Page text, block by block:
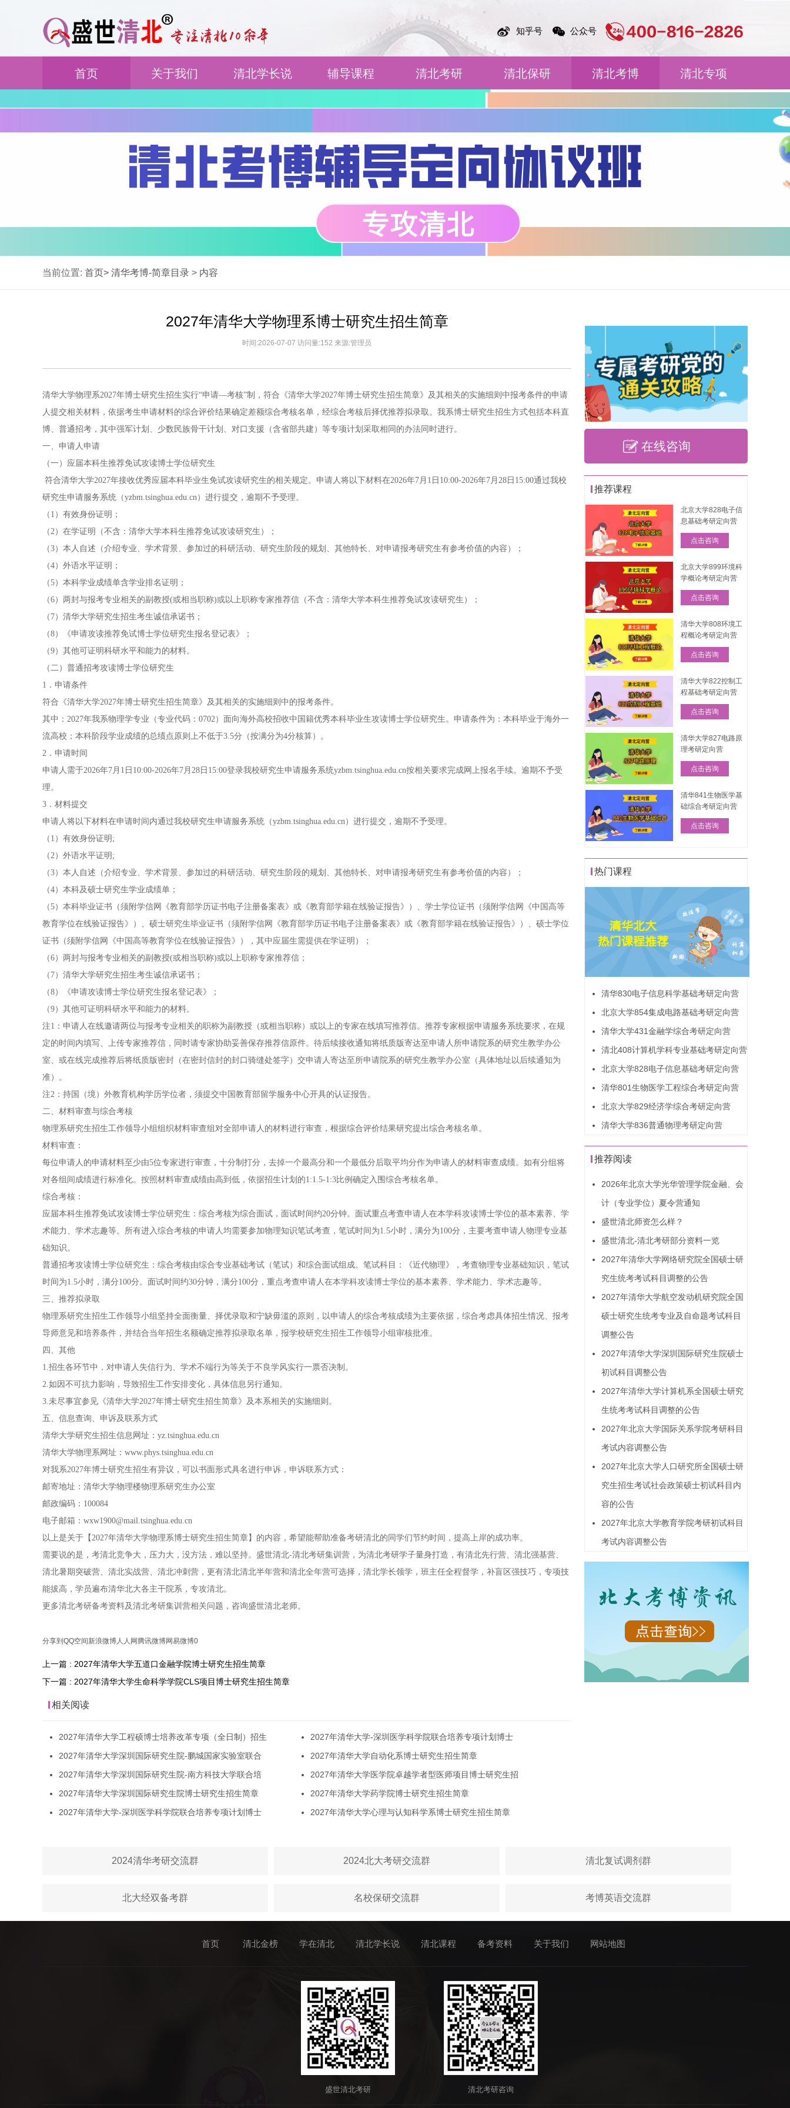
知乎号 公众号
首页 关于我们 清北学长说 辅导课程 清北考研 清北保研 清北考博 清北专项
当前位置: 首页> 清华考博-简章目录 > 内容
2027年清华大学物理系博士研究生招生简章
时间:2026-07-07 访问量:152 来源:管理员
清华大学物理系2027年博士研究生招生实行“申请―考核”制，符合《清华大学2027年博士研究生招生简章》及其相关的实施细则中报考条件的申请
人提交相关材料，依据考生申请材料的综合评价结果确定差额综合考核名单，经综合考核后择优推荐拟录取。我系博士研究生招生方式包括本科直
博、普通招考，其中强军计划、少数民族骨干计划、对口支援（含省部共建）等专项计划采取相同的办法同时进行。
一、申请人申请
（一）应届本科生推荐免试攻读博士学位研究生
符合清华大学2027年接收优秀应届本科毕业生免试攻读研究生的相关规定。申请人将以下材料在2026年7月1日10:00-2026年7月28日15:00通过我校
研究生申请服务系统（yzbm.tsinghua.edu.cn）进行提交，逾期不予受理。
（1）有效身份证明；
（2）在学证明（不含：清华大学本科生推荐免试攻读研究生）；
（3）本人自述（介绍专业、学术背景、参加过的科研活动、研究生阶段的规划、其他特长、对申请报考研究生有参考价值的内容）；
（4）外语水平证明；
（5）本科学业成绩单含学业排名证明；
（6）两封与报考专业相关的副教授(或相当职称)或以上职称专家推荐信（不含：清华大学本科生推荐免试攻读研究生）；
（7）清华大学研究生招生考生诚信承诺书；
（8）《申请攻读推荐免试博士学位研究生报名登记表》；
（9）其他可证明科研水平和能力的材料。
（二）普通招考攻读博士学位研究生
1．申请条件
符合《清华大学2027年博士研究生招生简章》及其相关的实施细则中的报考条件。
其中：2027年我系物理学专业（专业代码：0702）面向海外高校招收中国籍优秀本科毕业生攻读博士学位研究生。申请条件为：本科毕业于海外一
流高校；本科阶段学业成绩的总绩点原则上不低于3.5分（按满分为4分核算）。
2．申请时间
申请人需于2026年7月1日10:00-2026年7月28日15:00登录我校研究生申请服务系统yzbm.tsinghua.edu.cn按相关要求完成网上报名手续。逾期不予受
理。
3．材料提交
申请人将以下材料在申请时间内通过我校研究生申请服务系统（yzbm.tsinghua.edu.cn）进行提交，逾期不予受理。
（1）有效身份证明;
（2）外语水平证明;
（3）本人自述（介绍专业、学术背景、参加过的科研活动、研究生阶段的规划、其他特长、对申请报考研究生有参考价值的内容）；
（4）本科及硕士研究生学业成绩单；
（5）本科毕业证书（须附学信网《教育部学历证书电子注册备案表》或《教育部学籍在线验证报告》）、学士学位证书（须附学信网《中国高等
教育学位在线验证报告》）、硕士研究生毕业证书（须附学信网《教育部学历证书电子注册备案表》或《教育部学籍在线验证报告》）、硕士学位
证书（须附学信网《中国高等教育学位在线验证报告》），其中应届生需提供在学证明）；
（6）两封与报考专业相关的副教授(或相当职称)或以上职称专家推荐信；
（7）清华大学研究生招生考生诚信承诺书；
（8）《申请攻读博士学位研究生报名登记表》；
（9）其他可证明科研水平和能力的材料。
注1：申请人在线邀请两位与报考专业相关的职称为副教授（或相当职称）或以上的专家在线填写推荐信。推荐专家根据申请服务系统要求，在规
定的时间内填写、上传专家推荐信，同时请专家协助妥善保存推荐信原件。待后续接收通知将纸质版寄达至申请人所申请院系的研究生教学办公
室、或在线完成推荐后将纸质版密封（在密封信封的封口骑缝处签字）交申请人寄达至所申请院系的研究生教学办公室（具体地址以后续通知为
准）。
注2：持国（境）外教育机构学历学位者，须提交中国教育部留学服务中心开具的认证报告。
二、材料审查与综合考核
物理系研究生招生工作领导小组组织材料审查组对全部申请人的材料进行审查，根据综合评价结果研究提出综合考核名单。
材料审查：
每位申请人的申请材料至少由5位专家进行审查，十分制打分，去掉一个最高分和一个最低分后取平均分作为申请人的材料审查成绩。如有分组将
对各组间成绩进行标准化。按照材料审查成绩由高到低，依据招生计划的1:1.5-1:3比例确定入围综合考核名单。
综合考核：
应届本科生推荐免试攻读博士学位研究生：综合考核为综合面试，面试时间约20分钟。面试重点考查申请人在本学科攻读博士学位的基本素养、学
术能力、学术志趣等。所有进入综合考核的申请人均需要参加物理知识笔试考查，笔试时间为1.5小时，满分为100分，主要考查申请人物理专业基
础知识。
普通招考攻读博士学位研究生：综合考核由综合专业基础考试（笔试）和综合面试组成。笔试科目：《近代物理》，考查物理专业基础知识，笔试
时间为1.5小时，满分100分。面试时间约30分钟，满分100分，重点考查申请人在本学科攻读博士学位的基本素养、学术能力、学术志趣等。
三、推荐拟录取
物理系研究生招生工作领导小组坚持全面衡量、择优录取和宁缺毋滥的原则，以申请人的综合考核成绩为主要依据，综合考虑具体招生情况、报考
导师意见和培养条件，并结合当年招生名额确定推荐拟录取名单，报学校研究生招生工作领导小组审核批准。
四、其他
1.招生各环节中，对申请人失信行为、学术不端行为等关于不良学风实行一票否决制。
2.如因不可抗力影响，导致招生工作安排变化，具体信息另行通知。
3.未尽事宜参见《清华大学2027年博士研究生招生简章》及本系相关的实施细则。
五、信息查询、申诉及联系方式
清华大学研究生招生信息网址：yz.tsinghua.edu.cn
清华大学物理系网址：www.phys.tsinghua.edu.cn
对我系2027年博士研究生招生有异议，可以书面形式具名进行申诉，申诉联系方式：
邮寄地址：清华大学物理楼物理系研究生办公室
邮政编码：100084
电子邮箱：wxw1900@mail.tsinghua.edu.cn
以上是关于【2027年清华大学物理系博士研究生招生简章】的内容，希望能帮助准备考研清北的同学们节约时间，提高上岸的成功率。
需要说的是，考清北竞争大，压力大，没方法，难以坚持。盛世清北-清北考研集训营，为清北考研学子量身打造，有清北先行营、清北强基营、
清北暑期突破营、清北实战营、清北冲刺营，更有清北清北半年营和清北全年营可选择，清北学长领学，班主任全程督学，补盲区强技巧，专项技
能拔高，学员遍布清华北大各主干院系，专攻清北。
更多清北考研备考资料及清北考研集训营相关问题，咨询盛世清北老师。
分享到 QQ空间 新浪微博人人网 腾讯微博网易微博0
上一篇 : 2027年清华大学五道口金融学院博士研究生招生简章
下一篇 : 2027年清华大学生命科学学院CLS项目博士研究生招生简章
相关阅读
2027年清华大学工程硕博士培养改革专项（全日制）招生
2027年清华大学深圳国际研究生院-鹏城国家实验室联合
2027年清华大学深圳国际研究生院-南方科技大学联合培
2027年清华大学深圳国际研究生院博士研究生招生简章
2027年清华大学-深圳医学科学院联合培养专项计划博士
2027年清华大学-深圳医学科学院联合培养专项计划博士
2027年清华大学自动化系博士研究生招生简章
2027年清华大学医学院卓越学者型医师项目博士研究生招
2027年清华大学药学院博士研究生招生简章
2027年清华大学心理与认知科学系博士研究生招生简章
在线咨询
推荐课程
北京大学828电子信
息基础考研定向营
点击咨询
北京大学899环境科
学概论考研定向营
点击咨询
清华大学808环境工
程概论考研定向营
点击咨询
清华大学822控制工
程基础考研定向营
点击咨询
清华大学827电路原
理考研定向营
点击咨询
清华841生物医学基
础综合考研定向营
点击咨询
热门课程
清华830电子信息科学基础考研定向营
北京大学854集成电路基础考研定向营
清华大学431金融学综合考研定向营
清北408计算机学科专业基础考研定向营
北京大学828电子信息基础考研定向营
清华801生物医学工程综合考研定向营
北京大学829经济学综合考研定向营
清华大学836普通物理考研定向营
推荐阅读
2026年北京大学光华管理学院金融、会
计（专业学位）夏令营通知
盛世清北师资怎么样？
盛世清北-清北考研部分资料一览
2027年清华大学网络研究院全国硕士研
究生统考考试科目调整的公告
2027年清华大学航空发动机研究院全国
硕士研究生统考专业及自命题考试科目
调整公告
2027年清华大学深圳国际研究生院硕士
初试科目调整公告
2027年清华大学计算机系全国硕士研究
生统考考试科目调整的公告
2027年北京大学国际关系学院考研科目
考试内容调整公告
2027年北京大学人口研究所全国硕士研
究生招生考试社会政策硕士初试科目内
容的公告
2027年北京大学教育学院考研初试科目
考试内容调整公告
2024清华考研交流群 2024北大考研交流群 清北复试调剂群
北大经双备考群 名校保研交流群 考博英语交流群
首页 清北金榜 学在清北 清北学长说 清北课程 备考资料 关于我们 网站地图
盛世清北考研 清北考研咨询